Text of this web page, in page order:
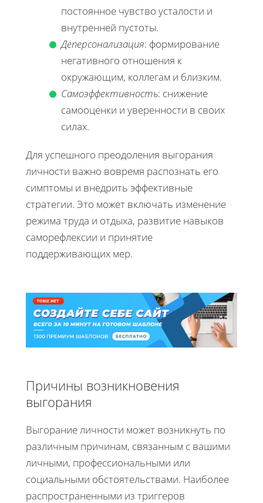
постоянное чувство усталости и
внутренней пустоты.
Деперсонализация: формирование
негативного отношения к
окружающим, коллегам и близким.
Самоэффективность: снижение
самооценки и уверенности в своих
силах.
Для успешного преодоления выгорания
личности важно вовремя распознать его
симптомы и внедрить эффективные
стратегии. Это может включать изменение
режима труда и отдыха, развитие навыков
саморефлексии и принятие
поддерживающих мер.
Причины возникновения
выгорания
Выгорание личности может возникнуть по
различным причинам, связанным с вашими
личными, профессиональными или
социальными обстоятельствами. Наиболее
распространенными из триггеров